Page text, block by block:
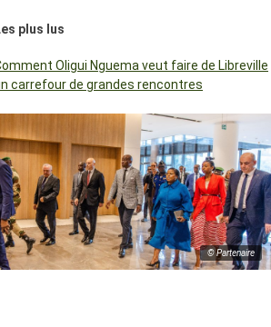
plus lus
Oligui Nguema veut faire de Libreville
carrefour de grandes rencontres
© Partenaire